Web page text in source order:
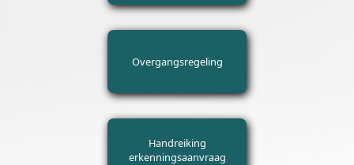
Overgangsregeling
Handreiking
erkenningsaanvraag